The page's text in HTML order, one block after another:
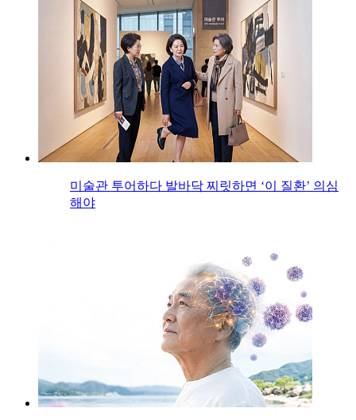
미술관 투어하다 발바닥 찌릿하면 ‘이 질환’ 의심
해야